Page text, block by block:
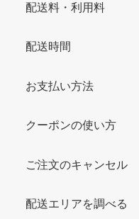
配送料・利用料
配送時間
お支払い方法
クーポンの使い方
ご注文のキャンセル
配送エリアを調べる